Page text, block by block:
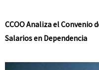
CCOO Analiza el Convenio
Salarios en Dependencia